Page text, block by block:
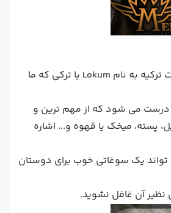
لوکوم ترکی معروف ترین شیرینی در جهان است که با غذاهای ترکی ارتباط دارد. یکی از معروف ترین صادرات ترکیه به نام Lokum یا ترکی که ما
درست می شود که از مهم ترین و
پسته، میخک یا قهوه و... اشاره
یک سوغاتی خوب برای دوستان
نظیر آن غافل نشوید.